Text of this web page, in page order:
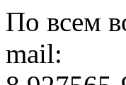
По всем
mail: